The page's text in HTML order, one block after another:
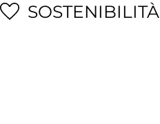
SOSTENIBILITÀ